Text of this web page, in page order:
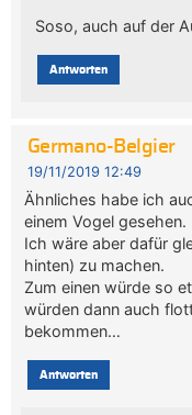
Soso, auch auf der
Antworten
Germano-Belgier
19/11/2019 12:49
Ähnliches habe ich
einem Vogel gesehen.
Ich wäre aber dafür
hinten) zu machen.
Zum einen würde so
würden dann auch
bekommen…
Antworten